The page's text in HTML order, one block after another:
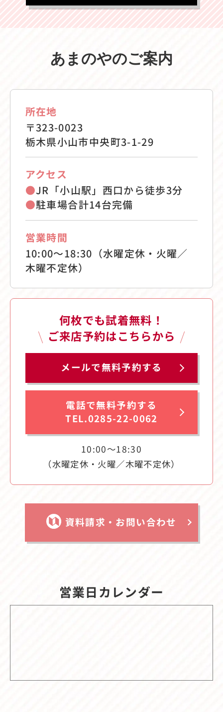
あまのやのご案内
所在地
〒323-0023
栃木県小山市中央町3-1-29
アクセス
●JR「小山駅」西口から徒歩3分
●駐車場合計14台完備
営業時間
10:00〜18:30（水曜定休・火曜／
木曜不定休）
何枚でも試着無料！
ご来店予約はこちらから
メールで無料予約する
電話で無料予約する
TEL.0285-22-0062
10:00〜18:30
（水曜定休・火曜／木曜不定休）
資料請求・お問い合わせ
営業日カレンダー